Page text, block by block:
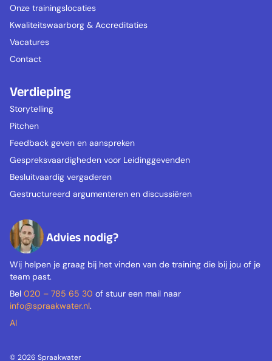
Onze trainingslocaties
Kwaliteitswaarborg & Accreditaties
Vacatures
Contact
Verdieping
Storytelling
Pitchen
Feedback geven en aanspreken
Gespreksvaardigheden voor Leidinggevenden
Besluitvaardig vergaderen
Gestructureerd argumenteren en discussiëren
Advies nodig?
Wij helpen je graag bij het vinden van de training die bij jou of je
team past.
Bel 020 – 785 65 30 of stuur een mail naar
info@spraakwater.nl.
AI
© 2026 Spraakwater